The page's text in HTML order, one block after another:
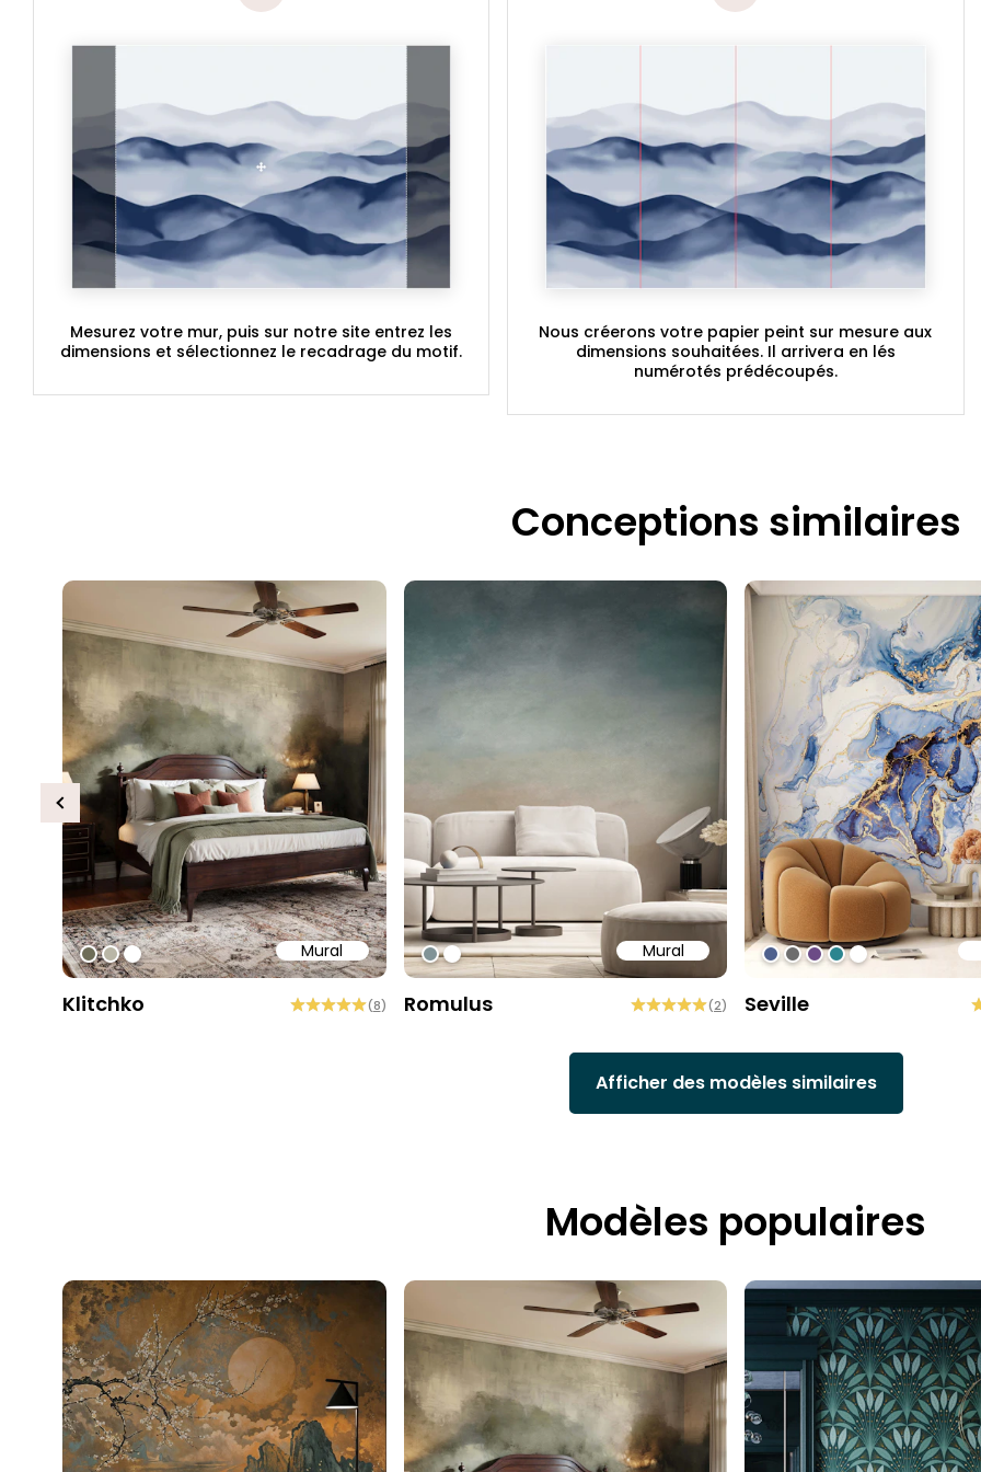
Mesurez votre mur, puis sur notre site entrez les
dimensions et sélectionnez le recadrage du motif.
Nous créerons votre papier peint sur mesure aux
dimensions souhaitées. Il arrivera en lés
numérotés prédécoupés.
Conceptions similaires
Mural
#6e6d58
#b9b6a6
#ffffff
Klitchko (8)
Mural
#809397
#ffffff
Romulus (2)
#4f618d
#6d6d6d
#6c4b86
#2b858f
#ffffff
Seville
Previous
Afficher des modèles similaires
Modèles populaires